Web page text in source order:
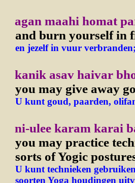
agan maahi homat
and burn yourself in
en jezelf in vuur verbranden;
kanik asav haivar
you may give away
U kunt goud, paarden,
ni-ulee karam karai
you may practice
sorts of Yogic
U kunt technieken
soorten Yoga houdingen